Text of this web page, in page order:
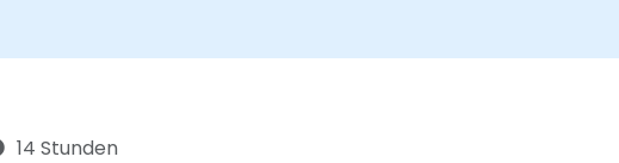
14 Stunden